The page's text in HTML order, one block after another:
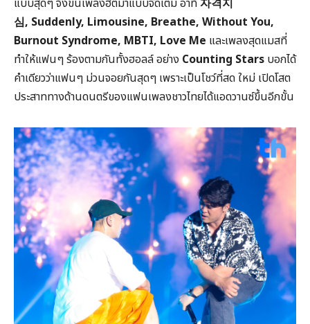
แบบสุดๆ จึงขนเพลงฮิตมาแบบจัดเต็ม อาทิ자격지
심, Suddenly, Limousine, Breathe, Without You,
Burnout Syndrome, MBTI, Love Me และเพลงสุดแมสที่
ทำให้แฟนๆ ร้องตามกันทั้งฮอลล์ อย่าง Counting Stars บอกได้
คำเดียวว่าแฟนๆ ม่วนจอยกันสุดๆ เพราะเป็นโชว์ที่สด ใหม่ เปิดโสต
ประสาททางด้านดนตรีของแฟนเพลงชาวไทยได้แอดวานซ์ขึ้นอีกขั้น